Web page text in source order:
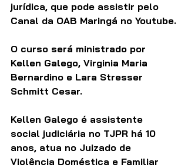
jurídica, que pode assistir pelo
Canal da OAB Maringá no Youtube.
O curso será ministrado por
Kellen Galego, Virginia Maria
Bernardino e Lara Stresser
Schmitt Cesar.
Kellen Galego é assistente
social judiciária no TJPR há 10
anos, atua no Juizado de
Violência Doméstica e Familiar